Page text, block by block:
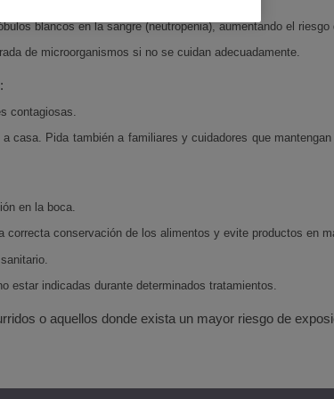
blancos en la sangre (neutropenia), aumentando el riesgo
de microorganismos si no se cuidan adecuadamente.
contagiosas.
Pida también a familiares y cuidadores que
en la boca.
conservación de los alimentos y evite productos en
estar indicadas durante determinados tratamientos.
o aquellos donde exista un mayor riesgo de